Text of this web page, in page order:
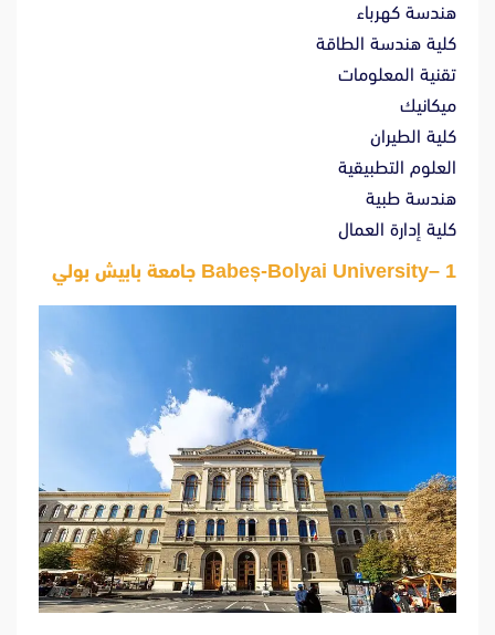
هندسة كهرباء
كلية هندسة الطاقة
تقنية المعلومات
ميكانيك
كلية الطيران
العلوم التطبيقية
هندسة طبية
كلية إدارة العمال
1 –
Babeș-Bolyai University جامعة بابيش بولي